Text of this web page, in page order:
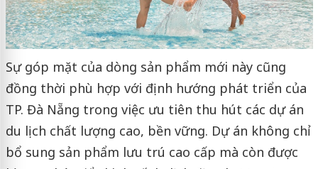
Sự góp mặt của dòng sản phẩm mới này cũng
đồng thời phù hợp với định hướng phát triển của
TP. Đà Nẵng trong việc ưu tiên thu hút các dự án
du lịch chất lượng cao, bền vững. Dự án không chỉ
bổ sung sản phẩm lưu trú cao cấp mà còn được